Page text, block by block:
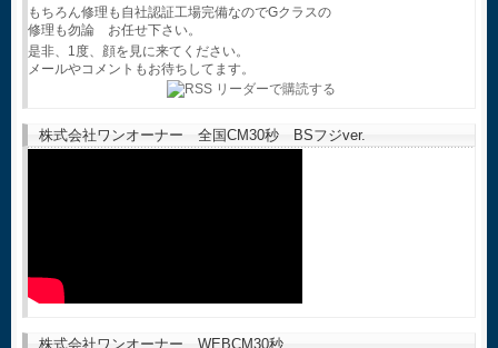
もちろん修理も自社認証工場完備なのでGクラスの
修理も勿論 お任せ下さい。
是非、1度、顔を見に来てください。
メールやコメントもお待ちしてます。
株式会社ワンオーナー 全国CM30秒 BSフジver.
株式会社ワンオーナー WEBCM30秒